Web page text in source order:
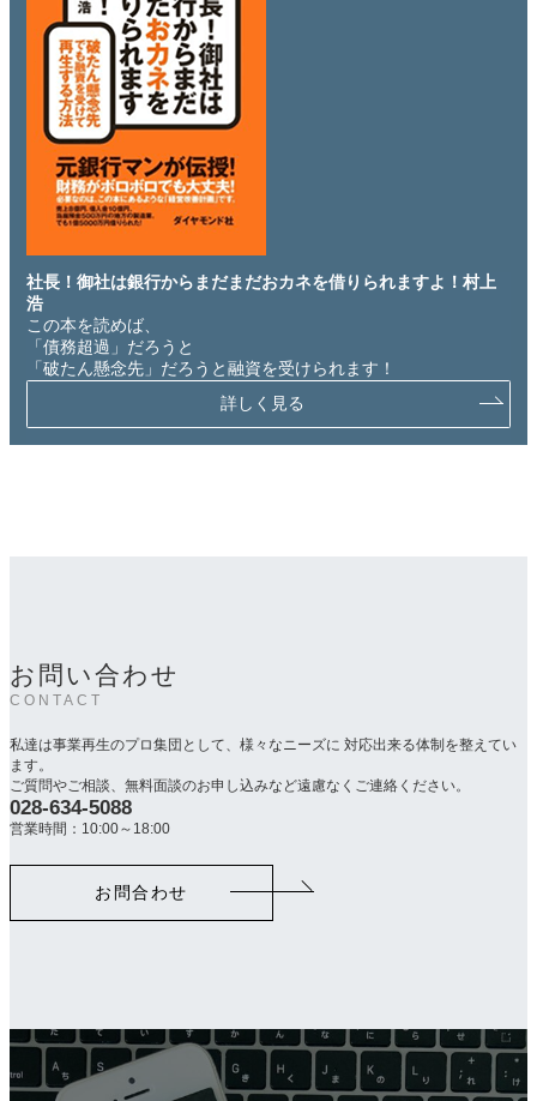
社長！御社は銀行からまだまだおカネを借りられますよ！村上
浩
この本を読めば、
「債務超過」だろうと
「破たん懸念先」だろうと融資を受けられます！
詳しく見る
お問い合わせ
CONTACT
私達は事業再生のプロ集団として、様々なニーズに 対応出来る体制を整えてい
ます。
ご質問やご相談、無料面談のお申し込みなど遠慮なくご連絡ください。
カ
ラ
ク
028-634-5088
営業時間：10:00～18:00
お問合わせ